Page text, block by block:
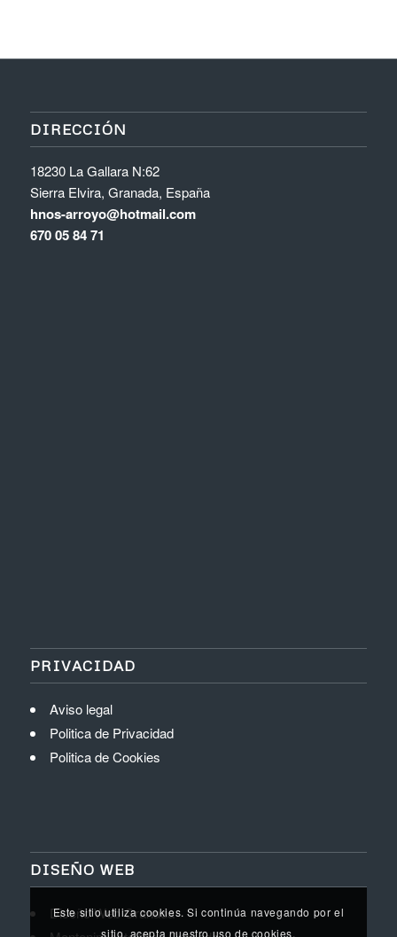
DIRECCIÓN
18230 La Gallara N:62
Sierra Elvira, Granada, España
hnos-arroyo@hotmail.com
670 05 84 71
PRIVACIDAD
Aviso legal
Politica de Privacidad
Politica de Cookies
DISEÑO WEB
Diseño Web Granada
Este sitio utiliza cookies. Si continúa navegando por el
sitio, acepta nuestro uso de cookies.